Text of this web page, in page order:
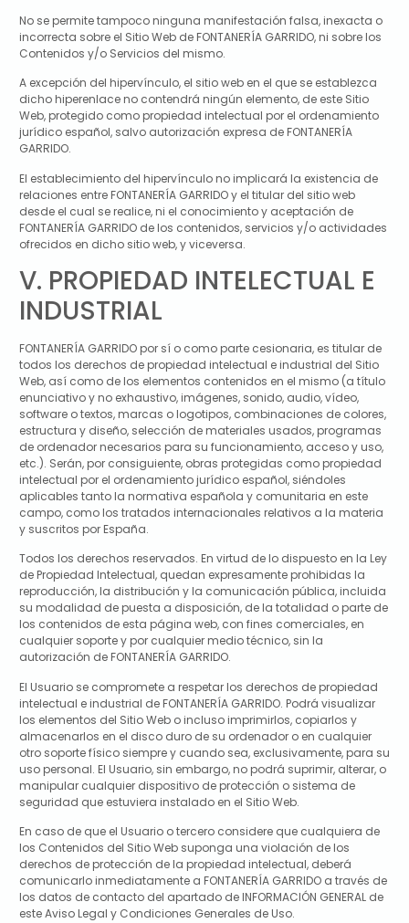
No se permite tampoco ninguna manifestación falsa, inexacta o
incorrecta sobre el Sitio Web de FONTANERÍA GARRIDO, ni sobre los
Contenidos y/o Servicios del mismo.
A excepción del hipervínculo, el sitio web en el que se establezca
dicho hiperenlace no contendrá ningún elemento, de este Sitio
Web, protegido como propiedad intelectual por el ordenamiento
jurídico español, salvo autorización expresa de FONTANERÍA
GARRIDO.
El establecimiento del hipervínculo no implicará la existencia de
relaciones entre FONTANERÍA GARRIDOy el titular del sitio web
desde el cual se realice, ni el conocimiento y aceptación de
FONTANERÍA GARRIDOde los contenidos, servicios y/o actividades
ofrecidos en dicho sitio web, y viceversa.
V. PROPIEDAD INTELECTUAL E
INDUSTRIAL
FONTANERÍA GARRIDOpor sí o como parte cesionaria, es titular de
todos los derechos de propiedad intelectual e industrial del Sitio
Web, así como de los elementos contenidos en el mismo (a título
enunciativo y no exhaustivo, imágenes, sonido, audio, vídeo,
software o textos, marcas o logotipos, combinaciones de colores,
estructura y diseño, selección de materiales usados, programas
de ordenador necesarios para su funcionamiento, acceso y uso,
etc.). Serán, por consiguiente, obras protegidas como propiedad
intelectual por el ordenamiento jurídico español, siéndoles
aplicables tanto la normativa española y comunitaria en este
campo, como los tratados internacionales relativos a la materia
y suscritos por España.
Todos los derechos reservados. En virtud de lo dispuesto en la Ley
de Propiedad Intelectual, quedan expresamente prohibidas la
reproducción, la distribución y la comunicación pública, incluida
su modalidad de puesta a disposición, de la totalidad o parte de
los contenidos de esta página web, con fines comerciales, en
cualquier soporte y por cualquier medio técnico, sin la
autorización de FONTANERÍA GARRIDO.
El Usuario se compromete a respetar los derechos de propiedad
intelectual e industrial de FONTANERÍA GARRIDO. Podrá visualizar
los elementos del Sitio Web o incluso imprimirlos, copiarlos y
almacenarlos en el disco duro de su ordenador o en cualquier
otro soporte físico siempre y cuando sea, exclusivamente, para su
uso personal. El Usuario, sin embargo, no podrá suprimir, alterar, o
manipular cualquier dispositivo de protección o sistema de
seguridad que estuviera instalado en el Sitio Web.
En caso de que el Usuario o tercero considere que cualquiera de
los Contenidos del Sitio Web suponga una violación de los
derechos de protección de la propiedad intelectual, deberá
comunicarlo inmediatamente a FONTANERÍA GARRIDOa través de
los datos de contacto del apartado de INFORMACIÓN GENERAL de
este Aviso Legal y Condiciones Generales de Uso.